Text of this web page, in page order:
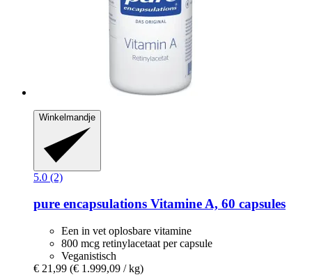
Winkelmandje
5.0 (2)
pure encapsulations Vitamine A, 60 capsules
Een in vet oplosbare vitamine
800 mcg retinylacetaat per capsule
Veganistisch
€ 21,99 (€ 1.999,09 / kg)